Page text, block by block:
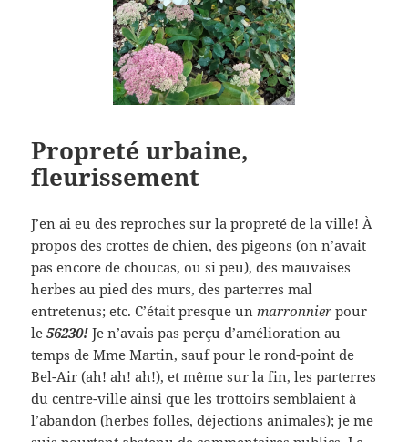
Propreté urbaine,
fleurissement
J’en ai eu des reproches sur la propreté de la ville! À
propos des crottes de chien, des pigeons (on n’avait
pas encore de choucas, ou si peu), des mauvaises
herbes au pied des murs, des parterres mal
entretenus; etc. C’était presque unmarronnier pour
le56230! Je n’avais pas perçu d’amélioration au
temps de Mme Martin, sauf pour le rond-point de
Bel-Air (ah! ah! ah!), et même sur la fin, les parterres
du centre-ville ainsi que les trottoirs semblaient à
l’abandon (herbes folles, déjections animales); je me